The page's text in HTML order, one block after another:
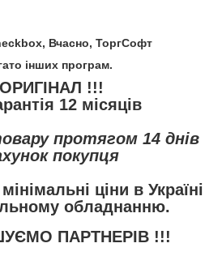
Вчасно, ТоргСофт
інших програм.
!!!
12 місяців
протягом 14 днів
покупця
ціни в Україні
обладнанню.
ПАРТНЕРІВ !!!